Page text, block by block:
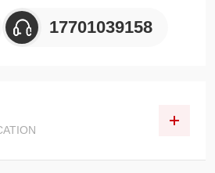
17701039158